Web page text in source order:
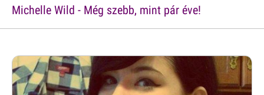
Michelle Wild - Még szebb, mint pár éve!